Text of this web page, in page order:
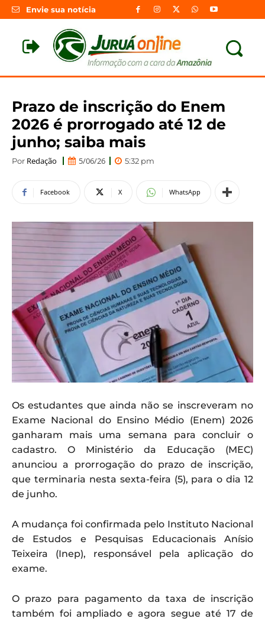
Envie sua notícia
Prazo de inscrição do Enem
2026 é prorrogado até 12 de
junho; saiba mais
Por Redação 5/06/26 5:32 pm
Facebook X WhatsApp
Os estudantes que ainda não se inscreveram no
Exame Nacional do Ensino Médio (Enem) 2026
ganharam mais uma semana para concluir o
cadastro. O Ministério da Educação (MEC)
anunciou a prorrogação do prazo de inscrição,
que terminaria nesta sexta-feira (5), para o dia 12
de junho.
A mudança foi confirmada pelo Instituto Nacional
de Estudos e Pesquisas Educacionais Anísio
Teixeira (Inep), responsável pela aplicação do
exame.
O prazo para pagamento da taxa de inscrição
também foi ampliado e agora segue até 17 de